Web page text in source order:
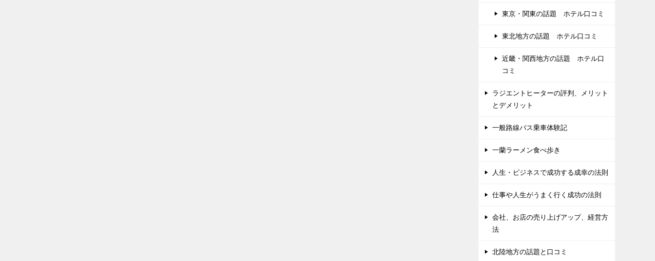
東京・関東の話題 ホテル口コミ
東北地方の話題 ホテル口コミ
近畿・関西地方の話題 ホテル口
コミ
ラジエントヒーターの評判、メリット
とデメリット
一般路線バス乗車体験記
一蘭ラーメン食べ歩き
人生・ビジネスで成功する成幸の法則
仕事や人生がうまく行く成功の法則
会社、お店の売り上げアップ、経営方
法
北陸地方の話題と口コミ